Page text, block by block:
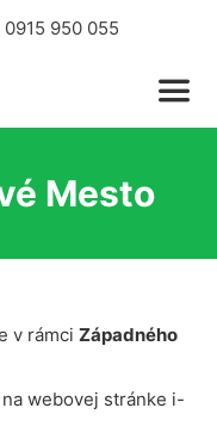
0915 950 055
Mesto
v rámci Západného
webovej stránke i-